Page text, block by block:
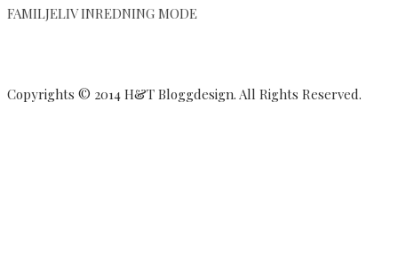
FAMILJELIV INREDNING MODE
Copyrights © 2014 H&T Bloggdesign. All Rights Reserved.